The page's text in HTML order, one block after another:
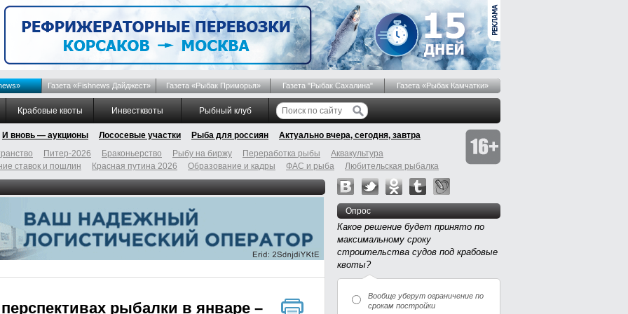
Газета «Fishnews Дайджест» Газета «Рыбак Приморья» Газета "Рыбак Сахалина" Газета «Рыбак Камчатки»
Крабовые квоты Инвестквоты Рыбный клуб
И вновь — аукционы Лососевые участки Рыба для россиян
Актуально вчера, сегодня, завтра
Питер-2026 Браконьерство Рыбу на биржу Переработка рыбы
Аквакультура
ставок и пошлин Красная путина 2026 Образование и кадры ФАС и рыба Любительская рыбалка
рыбалки в январе –
Опрос
Какое решение будет принято по
максимальному сроку
строительства судов под крабовые
квоты?
Вообще уберут ограничение по
срокам постройки